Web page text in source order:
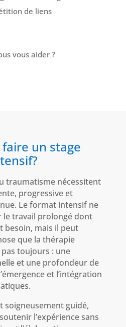
de liens
vous aider ?
un stage
traumatisme nécessitent
progressive et
Le format intensif ne
le travail prolongé dont
besoin, mais il peut
que la thérapie
toujours : une
et une profondeur de
et l’intégration
soigneusement guidé,
l’expérience sans